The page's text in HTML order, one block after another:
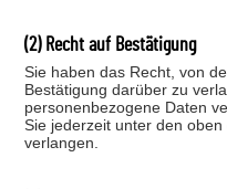
(2) Recht auf Bestätigung
Sie haben das Recht, von
Bestätigung darüber zu
personenbezogene Daten
Sie jederzeit unter den
verlangen.